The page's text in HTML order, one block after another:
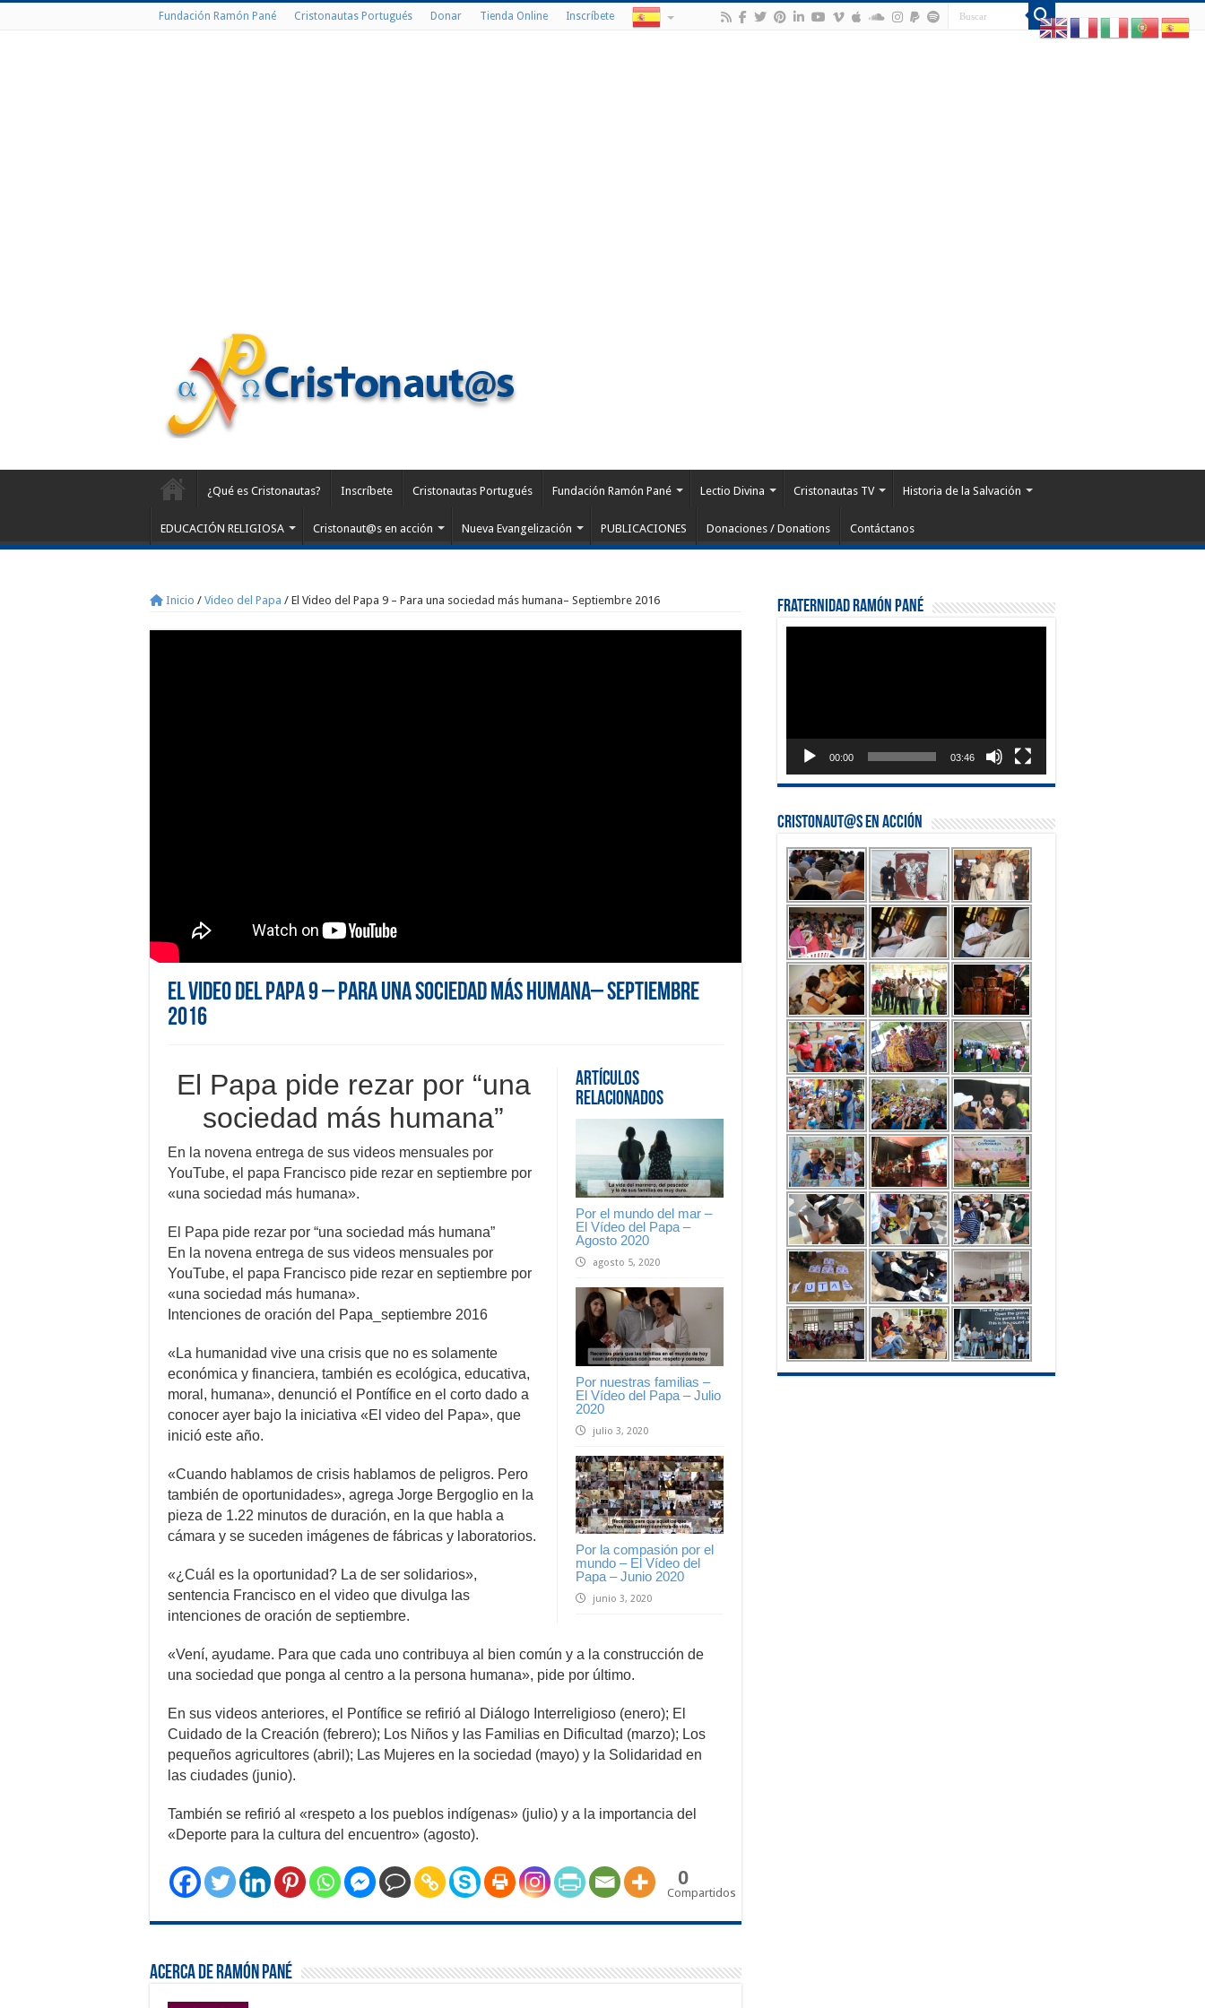
Fundación Ramón Pané Cristonautas Portugués Donar Tienda Online Inscríbete
¿Qué es Cristonautas? Inscríbete Cristonautas Portugués Fundación Ramón Pané Lectio Divina Cristonautas TV Historia de la Salvación
EDUCACIÓN RELIGIOSA Cristonaut@s en acción Nueva Evangelización PUBLICACIONES Donaciones / Donations Contáctanos
Inicio / Video del Papa / El Video del Papa 9 – Para una sociedad más humana– Septiembre 2016
El Video del Papa 9 – Para una sociedad más humana– Septiembre
2016
Artículos
Relacionados
Por el mundo del mar –
El Vídeo del Papa –
Agosto 2020
agosto 5, 2020
Por nuestras familias –
El Vídeo del Papa – Julio
2020
julio 3, 2020
Por la compasión por el
mundo – El Vídeo del
Papa – Junio 2020
junio 3, 2020
El Papa pide rezar por “una
sociedad más humana”
En la novena entrega de sus videos mensuales por
YouTube, el papa Francisco pide rezar en septiembre por
«una sociedad más humana».
El Papa pide rezar por “una sociedad más humana”
En la novena entrega de sus videos mensuales por
YouTube, el papa Francisco pide rezar en septiembre por
«una sociedad más humana».
Intenciones de oración del Papa_septiembre 2016
«La humanidad vive una crisis que no es solamente
económica y financiera, también es ecológica, educativa,
moral, humana», denunció el Pontífice en el corto dado a
conocer ayer bajo la iniciativa «El video del Papa», que
inició este año.
«Cuando hablamos de crisis hablamos de peligros. Pero
también de oportunidades», agrega Jorge Bergoglio en la
pieza de 1.22 minutos de duración, en la que habla a
cámara y se suceden imágenes de fábricas y laboratorios.
«¿Cuál es la oportunidad? La de ser solidarios»,
sentencia Francisco en el video que divulga las
intenciones de oración de septiembre.
«Vení, ayudame. Para que cada uno contribuya al bien común y a la construcción de
una sociedad que ponga al centro a la persona humana», pide por último.
En sus videos anteriores, el Pontífice se refirió al Diálogo Interreligioso (enero); El
Cuidado de la Creación (febrero); Los Niños y las Familias en Dificultad (marzo); Los
pequeños agricultores (abril); Las Mujeres en la sociedad (mayo) y la Solidaridad en
las ciudades (junio).
También se refirió al «respeto a los pueblos indígenas» (julio) y a la importancia del
«Deporte para la cultura del encuentro» (agosto).
0
Compartidos
Acerca de Ramón Pané
Fraternidad Ramón Pané
00:00 03:46
Cristonaut@s en Acción